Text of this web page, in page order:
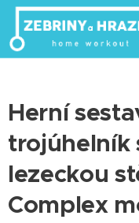
Herní
trojúhelník
lezeckou
Complex